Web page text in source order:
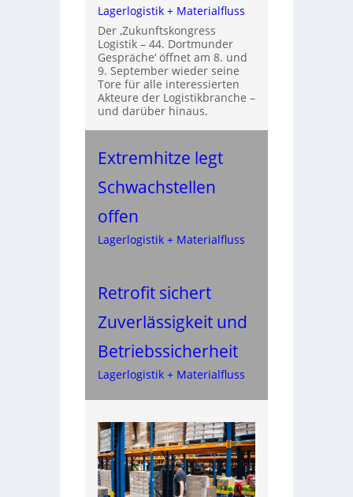
Lagerlogistik + Materialfluss
Der ‚Zukunftskongress
Logistik – 44. Dortmunder
Gespräche‘ öffnet am 8. und
9. September wieder seine
Tore für alle interessierten
Akteure der Logistikbranche –
und darüber hinaus.
Extremhitze legt
Schwachstellen
offen
Lagerlogistik + Materialfluss
Retrofit sichert
Zuverlässigkeit und
Betriebssicherheit
Lagerlogistik + Materialfluss